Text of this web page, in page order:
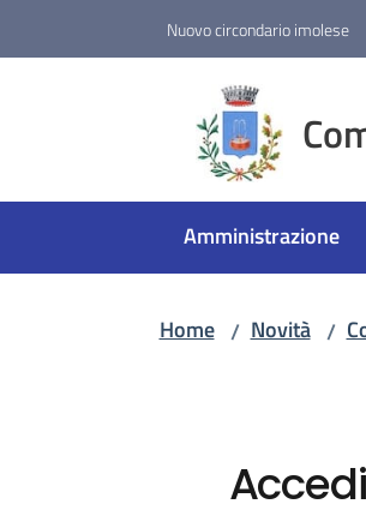
Nuovo circondario imolese
Amministrazione
Home / Novità /
Accedi